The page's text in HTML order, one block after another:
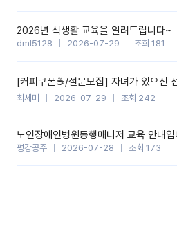
2026년 식생활 교육을 알려드립니다~
dml5128 2026-07-29 조회 181
최세미 2026-07-29 조회 242
노인장애인병원동행매니저 교육 안내입
평강공주 2026-07-28 조회 173